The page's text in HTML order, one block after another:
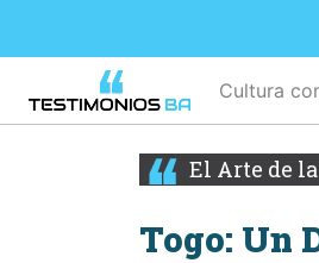
Cultura
El Arte de
Togo: Un